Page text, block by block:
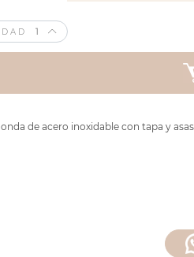
de acero inoxidable con tapa y